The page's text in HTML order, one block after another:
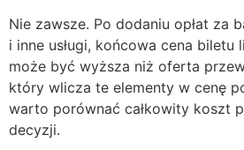
Nie zawsze. Po dodaniu opłat za
i inne usługi, końcowa cena biletu
może być wyższa niż oferta
który wlicza te elementy w cenę
warto porównać całkowity koszt
decyzji.